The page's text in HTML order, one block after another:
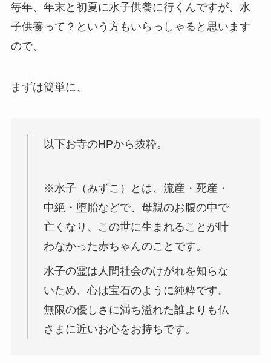
毎年、年末と初夏に水子供養に行くんですが、水
子供養って？という方もいらっしゃると思います
ので、
まずは簡単に、
以下お寺のHPから抜粋。
※水子（みずこ）とは、流産・死産・
中絶・堕胎などで、母親のお腹の中で
亡くなり、この世に生まれることが叶
わなかった赤ちゃんのことです。
水子の霊は人間社会のけがれを知らな
いため、心は宝石のように純粋です。
無限の優しさに満ち溢れた誰よりも仏
さまに近いお心をお持ちです。